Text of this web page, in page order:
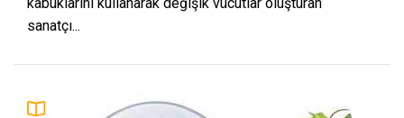
kabuklarını kullanarak değişik vücutlar oluşturan
sanatçı...